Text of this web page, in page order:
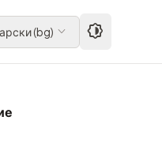
(bg)